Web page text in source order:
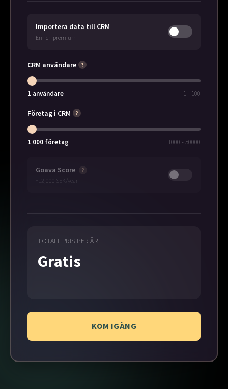
Importera data till CRM
Enrich premium
CRM användare ?
1 användare 1 - 100
Företag i CRM ?
1 000 företag 1000 - 50000
Goava Score ?
+12,000 SEK/year
TOTALT PRIS PER ÅR
Gratis
KOM IGÅNG